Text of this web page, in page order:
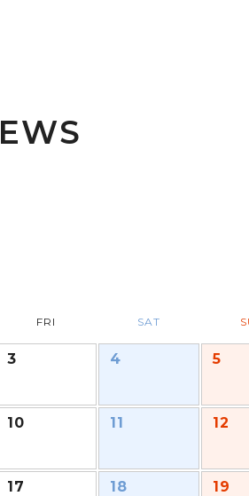
EWS
FRI SAT
3 4 5
10 11 12
17 18 19